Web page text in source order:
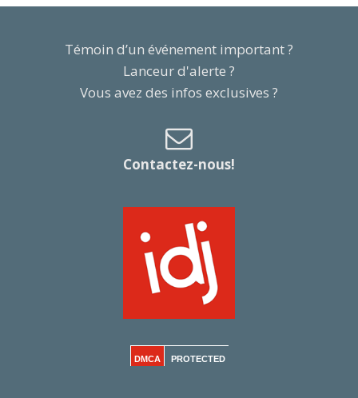
Témoin d’un événement important ?
Lanceur d'alerte ?
Vous avez des infos exclusives ?
Contactez-nous!
DMCA PROTECTED